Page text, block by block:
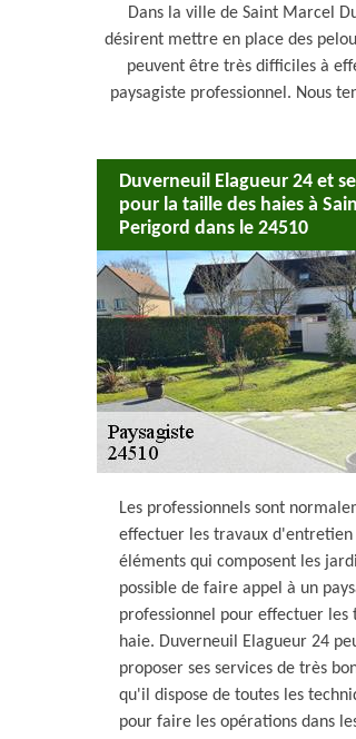
Dans la ville de Saint Marcel
désirent mettre en place des
peuvent être très difficiles à
paysagiste professionnel. Nous
Duverneuil Elagueur 24 et
pour la taille des haies à
Perigord dans le 24510
Les professionnels sont
effectuer les travaux d'entretien
éléments qui composent les
possible de faire appel à un
professionnel pour effectuer
haie. Duverneuil Elagueur 24
proposer ses services de très
qu'il dispose de toutes les
pour faire les opérations dans